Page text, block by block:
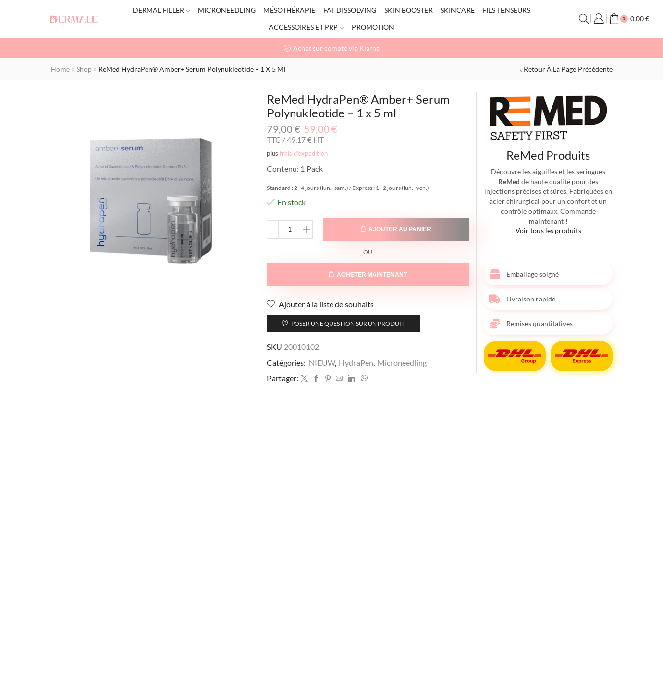
DERMAL FILLER MICRONEEDLING MÉSOTHÉRAPIE FAT DISSOLVING SKIN BOOSTER SKINCARE
FILS TENSEURS
ACCESSOIRES ET PRP
PROMOTION
0 0,00€
Achat sur compte via Klarna
Retour À La Page Précédente
Home » Shop » ReMed HydraPen® Amber+ Serum Polynukleotide – 1 X 5 Ml
ReMed HydraPen® Amber+ Serum
Polynukleotide – 1 x 5 ml
79,00€ 59,00 €
TTC /49,17€HT
plus frais d'expédition
Contenu: 1 Pack
Standard : 2–4 jours (lun.–sam.) / Express : 1–2 jours (lun.–ven.)
En stock
AJOUTER AU PANIER
OU
ACHETER MAINTENANT
Ajouter à la liste de souhaits
POSER UNE QUESTION SUR UN PRODUIT
SKU 20010102
Catégories: NIEUW, HydraPen Microneedling
Partager:
ReMed Produits
Découvre les aiguilles et les seringues
ReMed de haute qualité pour des
injections précises et sûres. Fabriquées en
acier chirurgical pour un confort et un
contrôle optimaux. Commande
maintenant !
Voir tous les produits
Emballage soigné
Livraison rapide
Remises quantitatives